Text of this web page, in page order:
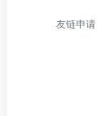
友链申请